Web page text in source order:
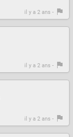
il y a 2 ans -
il y a 2 ans -
il y a 2 ans -